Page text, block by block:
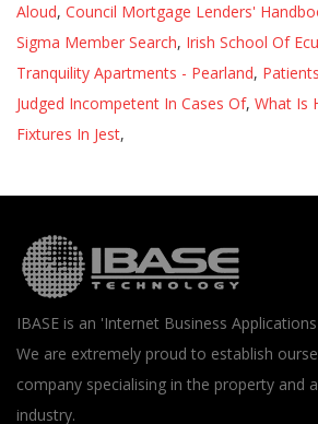
Aloud, Council Mortgage Lenders'
Sigma Member Search, Irish School Of
Tranquility Apartments - Pearland,
Judged Incompetent In Cases Of, What Is
Fixtures In Jest,
IBASE is an 'Internet Business
We are extremely proud to establish
company specialising in the property and
industry.